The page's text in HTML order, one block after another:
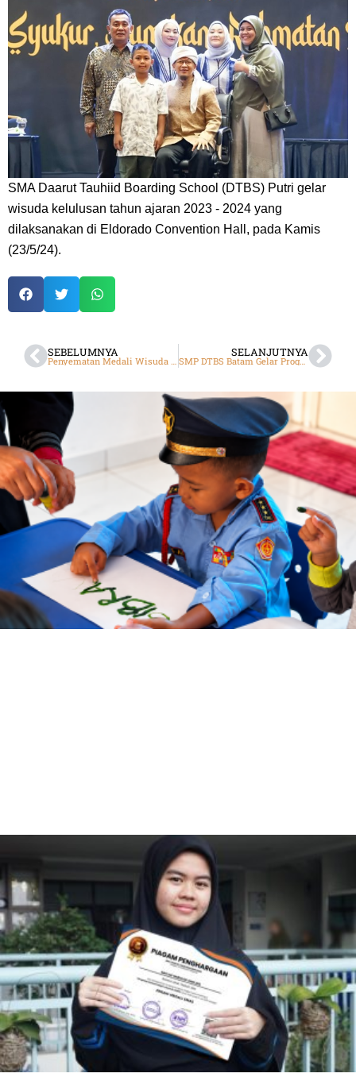
SMA Daarut Tauhiid Boarding School (DTBS) Putri gelar
wisuda kelulusan tahun ajaran 2023 - 2024 yang
dilaksanakan di Eldorado Convention Hall, pada Kamis
(23/5/24).
SEBELUMNYA SELANJUTNYA
SMP DTBS Batam Gelar Program Khidmat Masyarakat (PKM) 2024